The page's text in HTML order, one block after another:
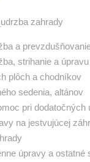
a
strihanie a
plôch a chodníkov
sedenia, altánov
pri dodatočných
na jestvujúcej
úpravy a ostatné